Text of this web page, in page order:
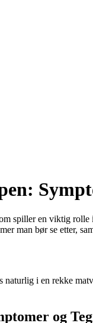
spiller en viktig
man bør se etter,
naturlig i en rekke
og